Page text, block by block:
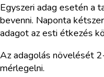
Egyszeri adag esetén a
bevenni. Naponta
adagot az esti étkezés
Az adagolás növelését
mérlegelni.